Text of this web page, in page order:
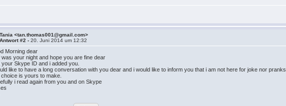
Tania <tan.thomas001@gmail.com>
Antwort #2 -20. Juni 2014 um 12:32
Morning dear
was your night and hope you are fine dear
your Skype ID and i added you.
like to have a long conversation with you dear and i would like to inform you that i am not here for joke nor pranks.
choice is yours to make.
i read again from you and on Skype